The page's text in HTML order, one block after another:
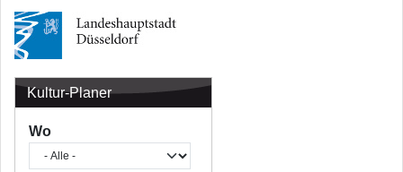
Kultur-Planer
Wo